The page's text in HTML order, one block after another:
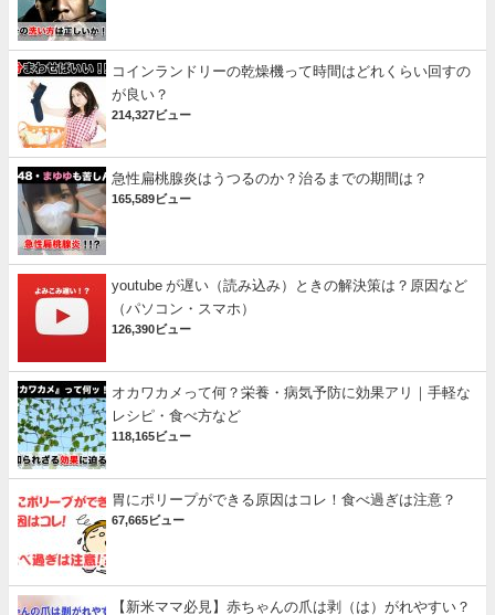
コインランドリーの乾燥機って時間はどれくらい回すの
が良い？
214,327ビュー
急性扁桃腺炎はうつるのか？治るまでの期間は？
165,589ビュー
youtube が遅い（読み込み）ときの解決策は？原因など
（パソコン・スマホ）
126,390ビュー
オカワカメって何？栄養・病気予防に効果アリ｜手軽な
レシピ・食べ方など
118,165ビュー
胃にポリープができる原因はコレ！食べ過ぎは注意？
67,665ビュー
【新米ママ必見】赤ちゃんの爪は剥（は）がれやすい？